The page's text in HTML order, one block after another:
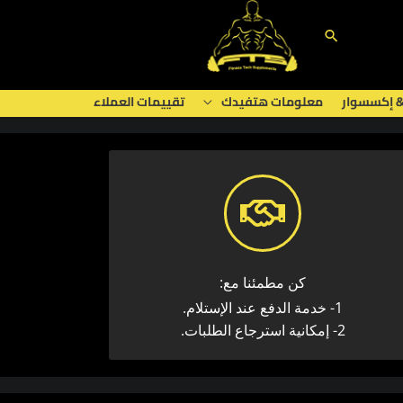
البحث
إكسسوار معلومات هتفيدك تقييمات العملاء
كن مطمئنا مع:
1- خدمة الدفع عند الإستلام.
2- إمكانية استرجاع الطلبات.